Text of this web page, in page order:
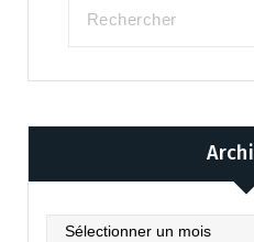
Archives